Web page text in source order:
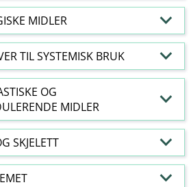
MIDLER
TIL SYSTEMISK BRUK
OG
MIDLER
SKJELETT